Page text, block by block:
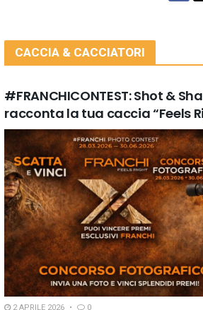
CACCIA & CACCIATORI
#FRANCHICONTEST: Shot &
racconta la tua caccia “Feels
2 APRILE 2026 0